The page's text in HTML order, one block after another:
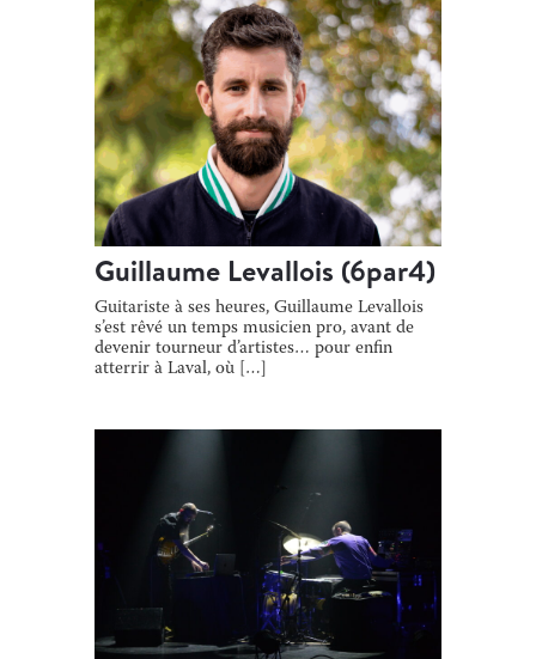
Guillaume Levallois (6par4)
Guitariste à ses heures, Guillaume Levallois
s’est rêvé un temps musicien pro, avant de
devenir tourneur d’artistes… pour enfin
atterrir à Laval, où […]